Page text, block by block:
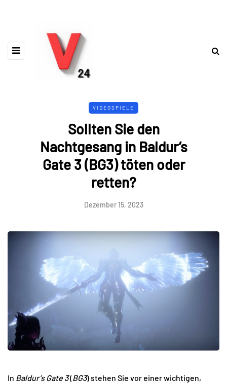
VIDEOSPIELE
Sollten Sie den
Nachtgesang in Baldur’s
Gate 3 (BG3) töten oder
retten?
Dezember 15, 2023
In Baldur’s Gate 3(BG3) stehen Sie vor einer wichtigen,